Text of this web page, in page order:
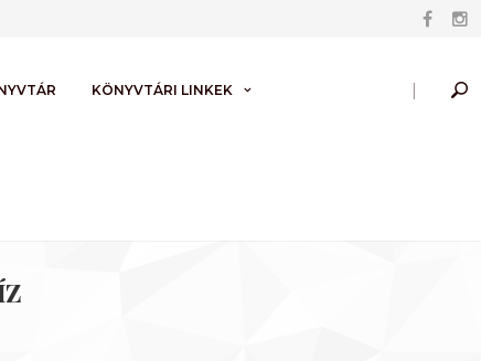
|
KÖNYVTÁRI LINKEK